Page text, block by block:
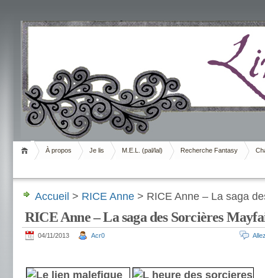
Livrement
À propos Je lis M.E.L. (pal/lal) Recherche Fantasy
Accueil > RICE Anne > RICE Anne – La saga
RICE Anne – La saga des Sorcières
04/11/2013 Acr0